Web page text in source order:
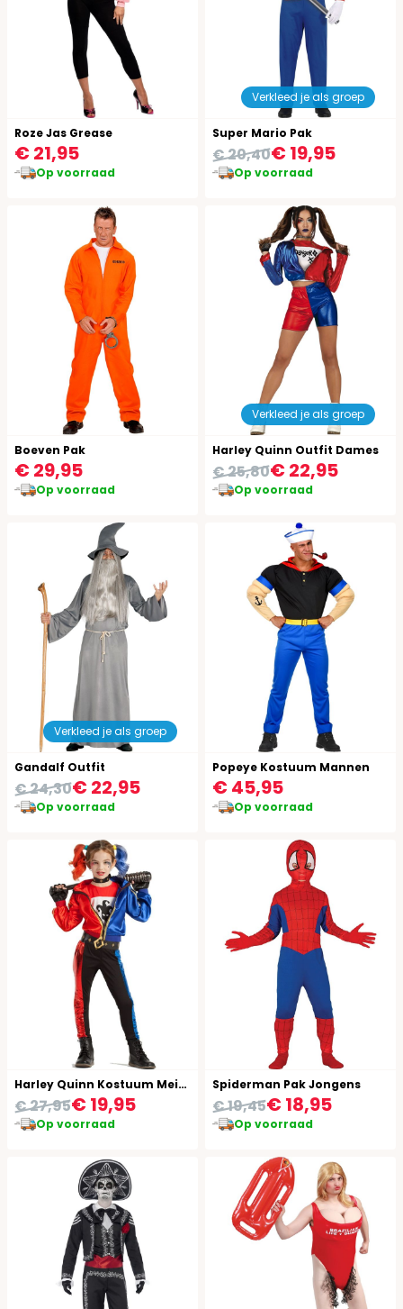
Roze Jas Grease
€ 21,95
Op voorraad
Verkleed je als groep
Super Mario Pak
€ 19,95
€ 20,40
Op voorraad
Boeven Pak
€ 29,95
Op voorraad
Verkleed je als groep
Harley Quinn Outfit Dames
€ 22,95
€ 25,80
Op voorraad
Verkleed je als groep
Gandalf Outfit
€ 22,95
€ 24,30
Op voorraad
Popeye Kostuum Mannen
€ 45,95
Op voorraad
Harley Quinn Kostuum Meisjes
€ 19,95
€ 27,95
Op voorraad
Spiderman Pak Jongens
€ 18,95
€ 19,45
Op voorraad